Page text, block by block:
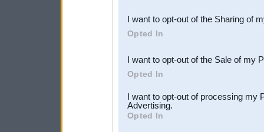
Downstream Participants
third parties.
I want to opt-out of the Sharing of
Opted In
I want to opt-out of the Sale of my
Opted In
I want to opt-out of processing my
Advertising.
Opted In